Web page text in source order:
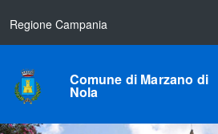
Regione Campania
Comune di Marzano di
Nola